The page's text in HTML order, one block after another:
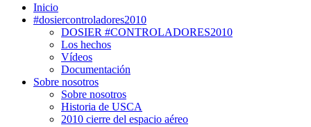
Inicio
#dosiercontroladores2010
DOSIER #CONTROLADORES2010
Los hechos
Vídeos
Documentación
Sobre nosotros
Sobre nosotros
Historia de USCA
2010 cierre del espacio aéreo